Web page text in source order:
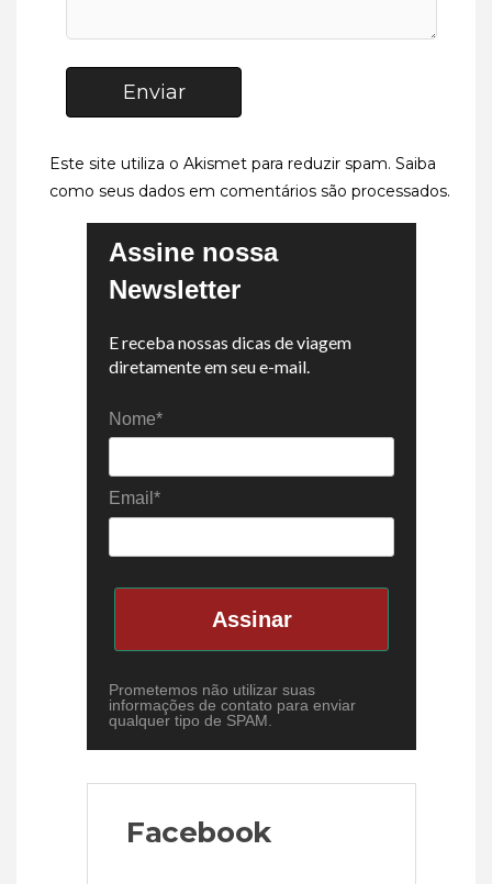
Enviar
Este site utiliza o Akismet para reduzir spam. Saiba
como seus dados em comentários são processados.
Assine nossa
Newsletter
E receba nossas dicas de viagem
diretamente em seu e-mail.
Nome*
Email*
Assinar
Prometemos não utilizar suas
informações de contato para enviar
qualquer tipo de SPAM.
Facebook